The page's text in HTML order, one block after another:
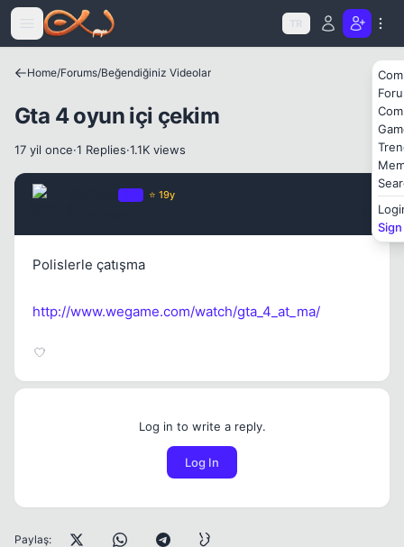
Icerige atla
TR
Home/Forums/Beğendiğiniz Videolar
Gta 4 oyun içi çekim
17 yil once·1 Replies·1.1K views
⭐ 19y
Polislerle çatışma
http://www.wegame.com/watch/gta_4_at_ma/
Log in to write a reply.
Log In
Paylaş: